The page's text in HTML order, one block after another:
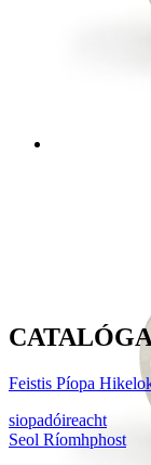
CATALÓGA
Feistis Píopa
siopadóireacht
Seol Ríomhphost